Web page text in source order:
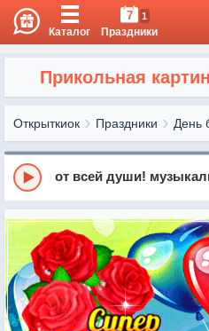
Каталог
7 1
Праздники
Прикольная
Открыткиок Праздники День
от всей души!